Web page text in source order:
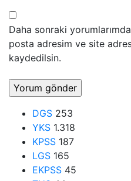
Daha sonraki
posta adresim ve site
kaydedilsin.
DGS 253
YKS 1.318
KPSS 187
LGS 165
EKPSS 45